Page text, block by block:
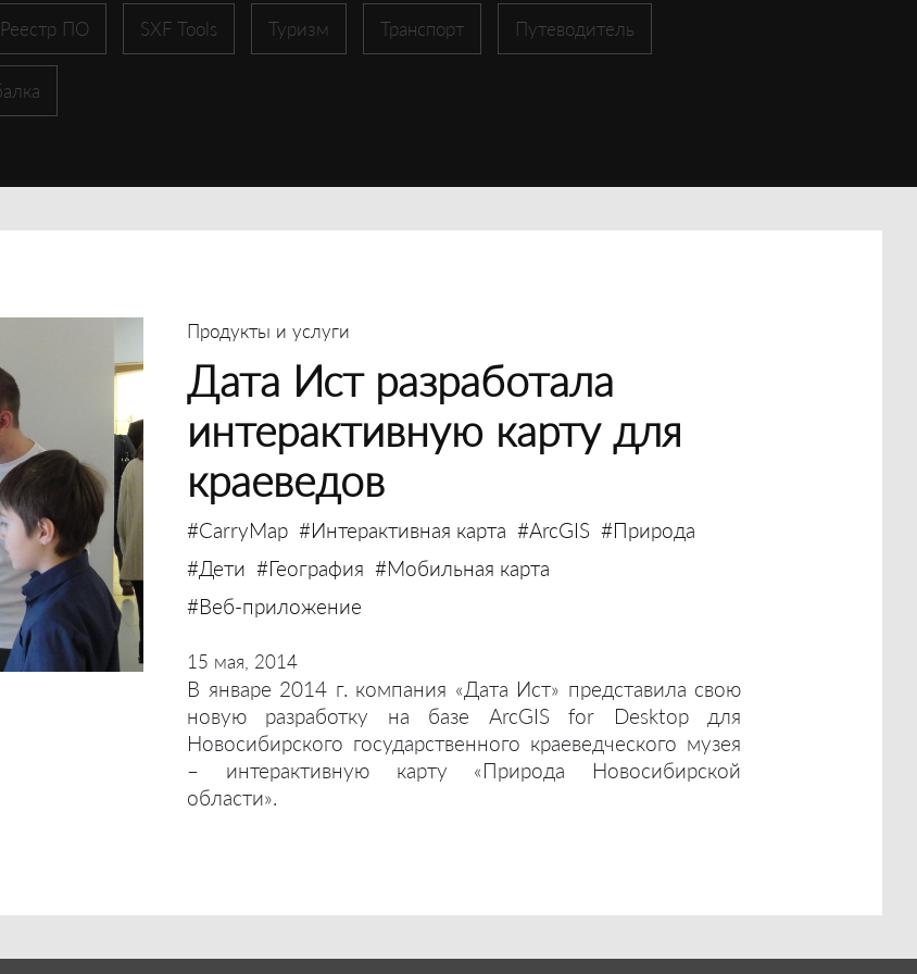
Реестр ПО SXF Tools Туризм Транспорт Путеводитель
Продукты и услуги
Дата Ист разработала
интерактивную карту для
краеведов
#CarryMap #Интерактивная карта #ArcGIS #Природа
#Дети #География #Мобильная карта
#Веб-приложение
15 мая, 2014
В январе 2014 г. компания «Дата Ист» представила свою
новую разработку на базе ArcGIS for Desktop для
Новосибирского государственного краеведческого музея
– интерактивную карту «Природа Новосибирской
области».